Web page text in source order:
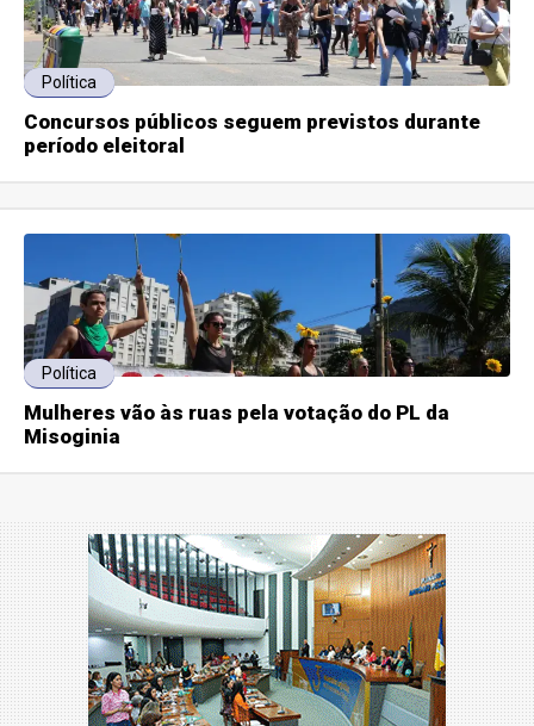
Política
Concursos públicos seguem previstos durante
período eleitoral
Política
Mulheres vão às ruas pela votação do PL da
Misoginia